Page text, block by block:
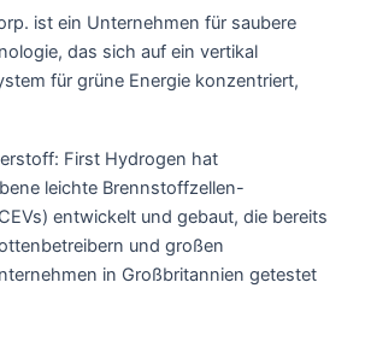
ist ein Unternehmen für saubere
das sich auf ein vertikal
für grüne Energie konzentriert,
First Hydrogen hat
leichte Brennstoffzellen-
entwickelt und gebaut, die bereits
und großen
in Großbritannien getestet